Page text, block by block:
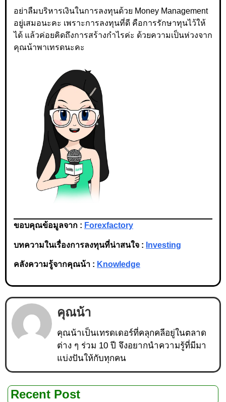
อย่าลืมบริหารเงินในการลงทุนด้วย Money Management
อยู่เสมอนะคะ เพราะการลงทุนที่ดี คือการรักษาทุนไว้ให้
ได้ แล้วค่อยคิดถึงการสร้างกำไรค่ะ ด้วยความเป็นห่วงจาก
คุณน้าพาเทรดนะคะ
ขอบคุณข้อมูลจาก : Forexfactory
บทความในเรื่องการลงทุนที่น่าสนใจ : Investing
คลังความรู้จากคุณน้า : Knowledge
คุณน้า
คุณน้าเป็นเทรดเดอร์ที่คลุกคลีอยู่ในตลาด
ต่าง ๆ ร่วม 10 ปี จึงอยากนำความรู้ที่มีมา
แบ่งปันให้กับทุกคน
Recent Post